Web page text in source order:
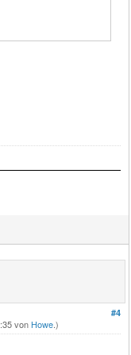
#4
von Howe.)